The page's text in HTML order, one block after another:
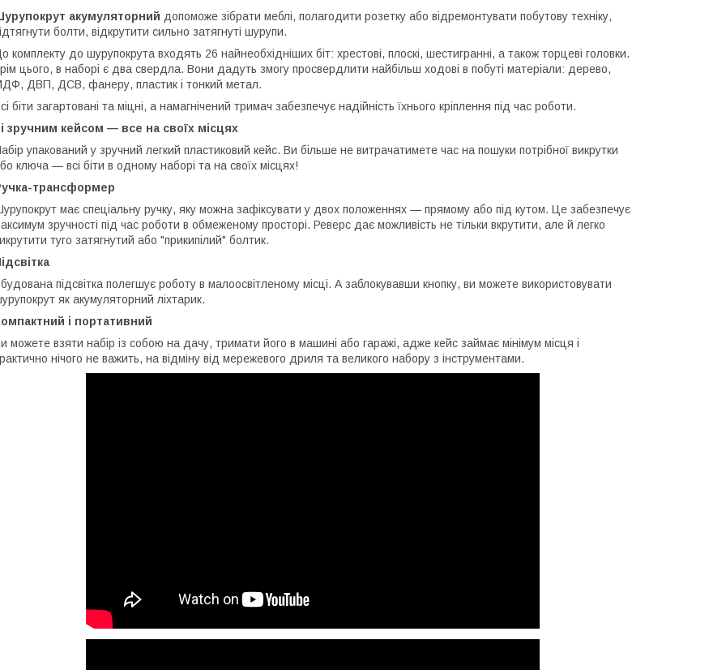
акумуляторний допоможе зібрати меблі, полагодити розетку або відремонтувати побутову техніку,
болти, відкрутити сильно затягнуті шурупи.
комплекту до шурупокрута входять 26 найнеобхідніших біт: хрестові, плоскі, шестигранні, а також торцеві головки.
цього, в наборі є два свердла. Вони дадуть змогу просвердлити найбільш ходові в побуті матеріали: дерево,
ДВП, ДСВ, фанеру, пластик і тонкий метал.
біти загартовані та міцні, а намагнічений тримач забезпечує надійність їхнього кріплення під час роботи.
зручним кейсом — все на своїх місцях
упакований у зручний легкий пластиковий кейс. Ви більше не витрачатимете час на пошуки потрібної викрутки
ключа — всі біти в одному наборі та на своїх місцях!
трансформер
має спеціальну ручку, яку можна зафіксувати у двох положеннях — прямому або під кутом. Це забезпечує
зручності під час роботи в обмеженому просторі. Реверс дає можливість не тільки вкрутити, але й легко
туго затягнутий або "прикипілий" болтик.
підсвітка полегшує роботу в малоосвітленому місці. А заблокувавши кнопку, ви можете використовувати
як акумуляторний ліхтарик.
і портативний
можете взяти набір із собою на дачу, тримати його в машині або гаражі, адже кейс займає мінімум місця і
нічого не важить, на відміну від мережевого дриля та великого набору з інструментами.